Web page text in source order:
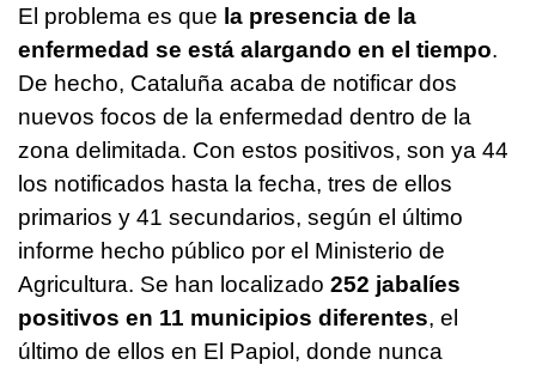
El problema es que la presencia de la
enfermedad se está alargando en el tiempo.
De hecho, Cataluña acaba de notificar dos
nuevos focos de la enfermedad dentro de la
zona delimitada. Con estos positivos, son ya 44
los notificados hasta la fecha, tres de ellos
primarios y 41 secundarios, según el último
informe hecho público por el Ministerio de
Agricultura. Se han localizado 252 jabalíes
positivos en 11 municipios diferentes, el
último de ellos en El Papiol, donde nunca